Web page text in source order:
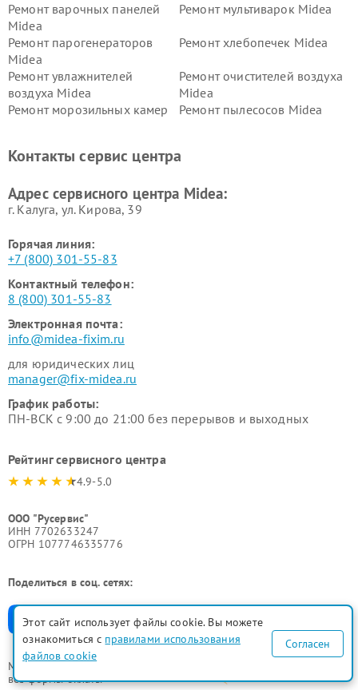
Мы принимаем
все формы оплаты
Ремонт варочных панелей
Midea
Ремонт мультиварок Midea
Ремонт парогенераторов
Midea
Ремонт хлебопечек Midea
Ремонт увлажнителей
воздуха Midea
Ремонт очистителей воздуха
Midea
Ремонт морозильных камер
Ремонт пылесосов Midea
пылесосов Midea
Midea
Контакты сервис центра
Адрес сервисного центра Midea:
г. Калуга, ул. Кирова, 39
Горячая линия:
+7 (800) 301-55-83
Контактный телефон:
8 (800) 301-55-83
Электронная почта:
info@midea-fixim.ru
для юридических лиц
manager@fix-midea.ru
График работы:
ПН-ВСК с 9:00 до 21:00 без перерывов и выходных
Рейтинг сервисного центра
4.9-5.0
ООО "Русервис"
ИНН 7702633247
ОГРН 1077746335776
Поделиться в соц. сетях:
Этот сайт использует файлы cookie. Вы можете
ознакомиться с правилами использования
файлов cookie
Согласен